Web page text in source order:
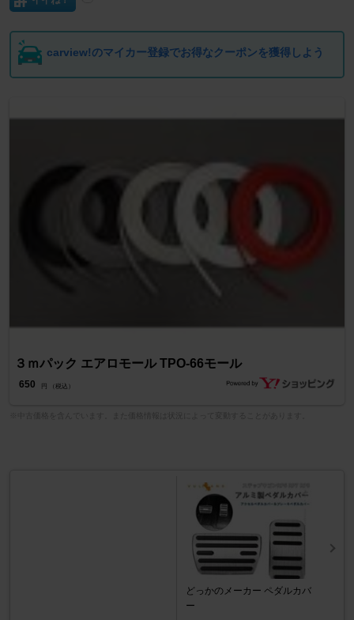
carview!のマイカー登録でお得なクーポンを獲得しよう
３ｍパック エアロモール TPO-66モール
650 円 （税込）
どっかのメーカー ペダルカバ
ー